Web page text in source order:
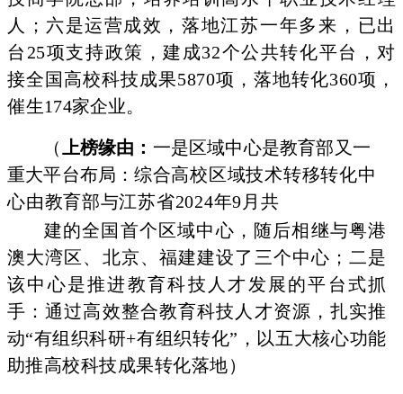
人；六是运营成效， 落地江苏一年多来，已出
台25项支持政策，建成32个公共转化平台，对
接全国高校科技成果5870项，落地转化360项，
催生174家企业。
（上榜缘由： 一是区域中心是教育部又一
重大平台布局：综合高校区域技术转移转化中
心由教育部与江苏省2024年9月共
建的全国首个区域中心，随后相继与粤港
澳大湾区、北京、福建建设了三个中心；二是
该中心是推进教育科技人才发展的平台式抓
手：通过高效整合教育科技人才资源，扎实推
动“有组织科研+有组织转化”，以五大核心功能
助推高校科技成果转化落地）